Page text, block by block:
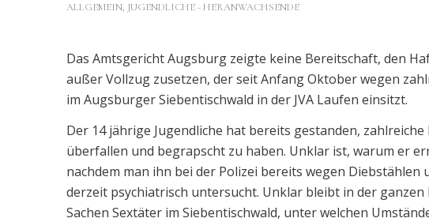
ALLGEMEIN, JUGENDLICHE - HERANWACHSENDE
Das Amtsgericht Augsburg zeigte keine Bereitschaft, den
außer Vollzug zusetzen, der seit Anfang Oktober wegen
im Augsburger Siebentischwald in der JVA Laufen einsitzt.
Der 14 jährige Jugendliche hat bereits gestanden,
überfallen und begrapscht zu haben. Unklar ist, warum er
nachdem man ihn bei der Polizei bereits wegen
derzeit psychiatrisch untersucht. Unklar bleibt in der
Sachen Sextäter im Siebentischwald, unter welchen